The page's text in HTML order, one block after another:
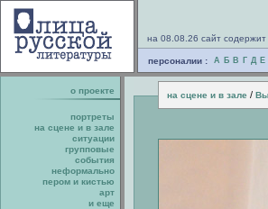
на 08.08.26 сайт
персоналии : А Б В Г Д Е
о проекте на сцене и в зале /
портреты
на сцене и в зале
ситуации
групповые
события
неформально
пером и кистью
арт
и еще